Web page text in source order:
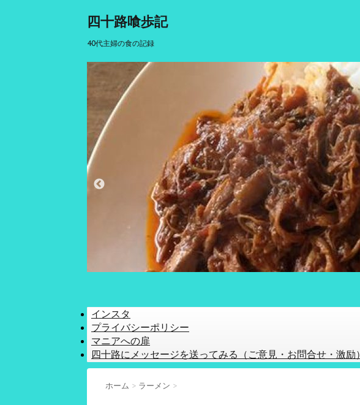
四十路喰歩記
40代主婦の食の記録
インスタ
プライバシーポリシー
マニアへの扉
四十路にメッセージを送ってみる（ご意見・お問合せ・激励）
ホーム > ラーメン >